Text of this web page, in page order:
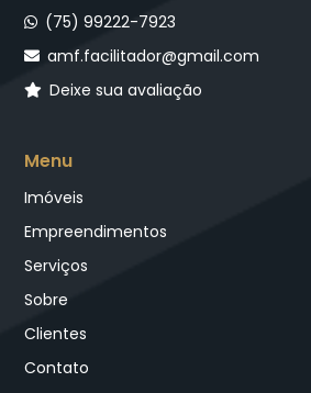
(75) 99222-7923
amf.facilitador@gmail.com
Deixe sua avaliação
Menu
Imóveis
Empreendimentos
Serviços
Sobre
Clientes
Contato